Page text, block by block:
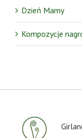
Dzień Mamy
Kompozycje